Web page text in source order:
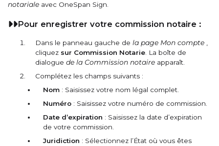
notariale avec OneSpan Sign.
Pour enregistrer votre commission notaire :
Dans le panneau gauche de la page Mon compte ,
cliquez sur Commission Notarie. La boîte de
dialogue de la Commission notaire apparaît.
Complétez les champs suivants :
Nom : Saisissez votre nom légal complet.
Numéro : Saisissez votre numéro de commission.
Date d’expiration : Saisissez la date d’expiration
de votre commission.
Juridiction : Sélectionnez l’État où vous êtes